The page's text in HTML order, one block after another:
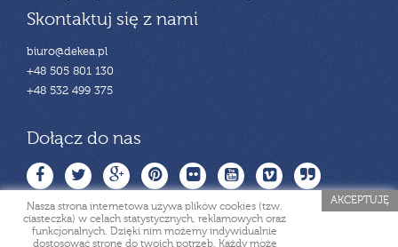
Skontaktuj się z nami
biuro@dekea.pl
+48 505 801 130
+48 532 499 375
Dołącz do nas
Nasza strona internetowa używa plików cookies (tzw.
ciasteczka) w celach statystycznych, reklamowych oraz
funkcjonalnych. Dzięki nim możemy indywidualnie
dostosować stronę do twoich potrzeb. Każdy może
AKCEPTUJĘ